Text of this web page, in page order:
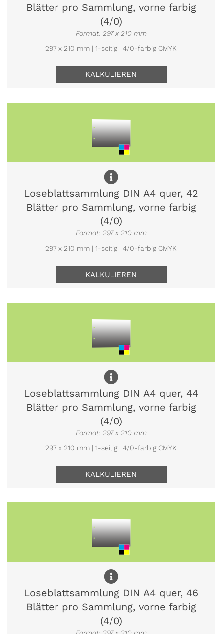
Blätter pro Sammlung, vorne farbig
(4/0)
Format: 297 x 210 mm
297 x 210 mm | 1-seitig | 4/0-farbig CMYK
KALKULIEREN
Loseblattsammlung DIN A4 quer, 42
Blätter pro Sammlung, vorne farbig
(4/0)
Format: 297 x 210 mm
297 x 210 mm | 1-seitig | 4/0-farbig CMYK
KALKULIEREN
Loseblattsammlung DIN A4 quer, 44
Blätter pro Sammlung, vorne farbig
(4/0)
Format: 297 x 210 mm
297 x 210 mm | 1-seitig | 4/0-farbig CMYK
KALKULIEREN
Loseblattsammlung DIN A4 quer, 46
Blätter pro Sammlung, vorne farbig
(4/0)